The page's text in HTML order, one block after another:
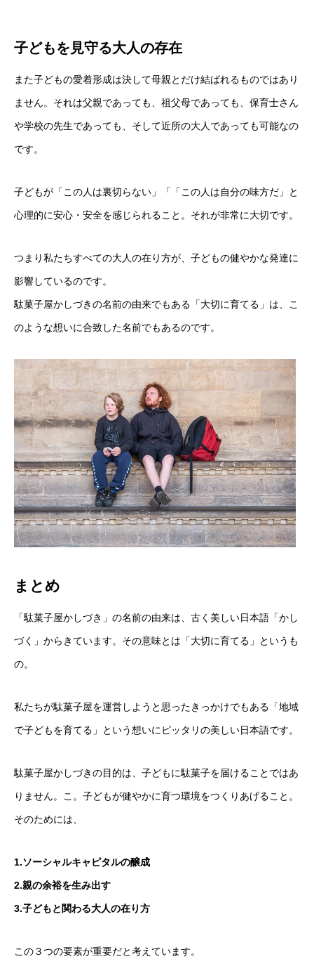
子どもを見守る大人の存在
また子どもの愛着形成は決して母親とだけ結ばれるものではあり
ません。それは父親であっても、祖父母であっても、保育士さん
や学校の先生であっても、そして近所の大人であっても可能なの
です。
子どもが「この人は裏切らない」「「この人は自分の味方だ」と
心理的に安心・安全を感じられること。それが非常に大切です。
つまり私たちすべての大人の在り方が、子どもの健やかな発達に
影響しているのです。
駄菓子屋かしづきの名前の由来でもある「大切に育てる」は、こ
のような想いに合致した名前でもあるのです。
まとめ
「駄菓子屋かしづき」の名前の由来は、古く美しい日本語「かし
づく」からきています。その意味とは「大切に育てる」というも
の。
私たちが駄菓子屋を運営しようと思ったきっかけでもある「地域
で子どもを育てる」という想いにピッタリの美しい日本語です。
駄菓子屋かしづきの目的は、子どもに駄菓子を届けることではあ
りません。こ。子どもが健やかに育つ環境をつくりあげること。
そのためには、
1.ソーシャルキャピタルの醸成
2.親の余裕を生み出す
3.子どもと関わる大人の在り方
この３つの要素が重要だと考えています。